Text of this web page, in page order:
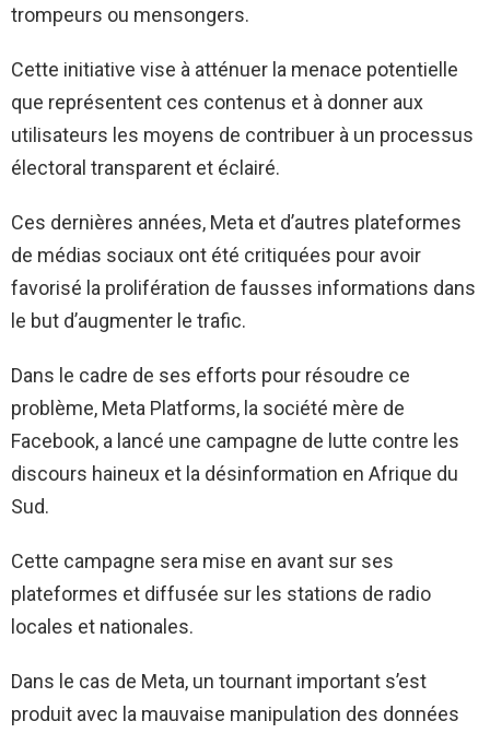
trompeurs ou mensongers.
Cette initiative vise à atténuer la menace potentielle
que représentent ces contenus et à donner aux
utilisateurs les moyens de contribuer à un processus
électoral transparent et éclairé.
Ces dernières années, Meta et d’autres plateformes
de médias sociaux ont été critiquées pour avoir
favorisé la prolifération de fausses informations dans
le but d’augmenter le trafic.
Dans le cadre de ses efforts pour résoudre ce
problème, Meta Platforms, la société mère de
Facebook, a lancé une campagne de lutte contre les
discours haineux et la désinformation en Afrique du
Sud.
Cette campagne sera mise en avant sur ses
plateformes et diffusée sur les stations de radio
locales et nationales.
Dans le cas de Meta, un tournant important s’est
produit avec la mauvaise manipulation des données